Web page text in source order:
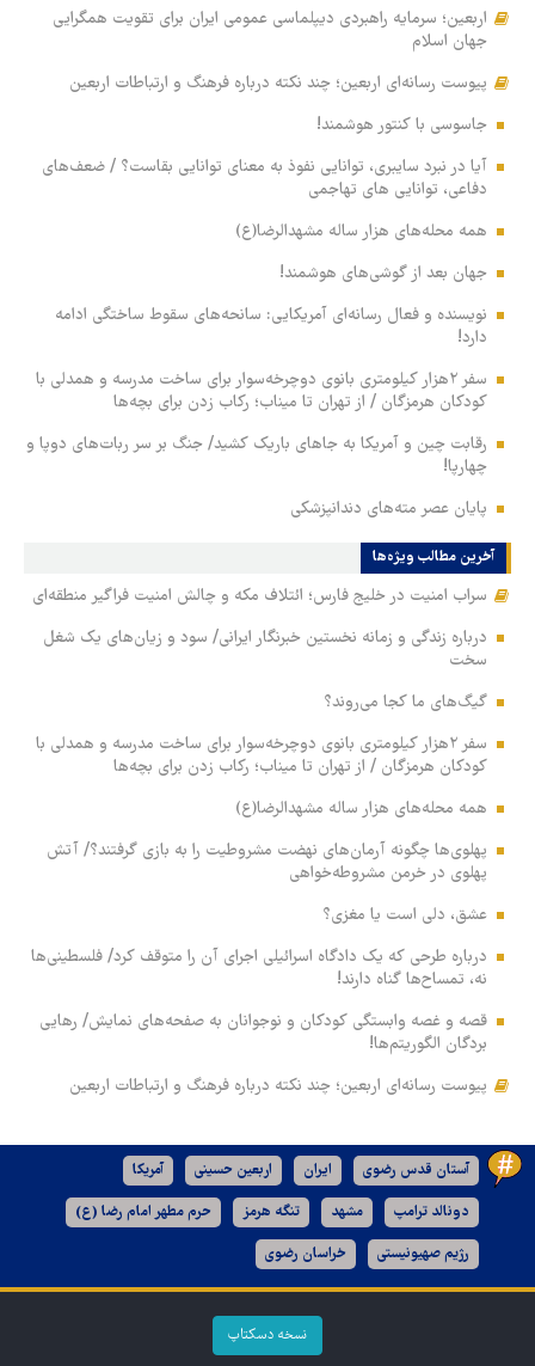
اربعین؛ سرمایه راهبردی دیپلماسی عمومی ایران برای تقویت همگرایی
جهان اسلام
پیوست رسانه‌ای اربعین؛ چند نکته درباره فرهنگ و ارتباطات اربعین
جاسوسی با کنتور هوشمند!
آیا در نبرد سایبری، توانایی نفوذ به معنای توانایی بقاست؟ / ضعف‌های
دفاعی، توانایی های تهاجمی
همه محله‌های هزار ساله مشهدالرضا(ع)
جهان بعد از گوشی‌های هوشمند!
نویسنده و فعال رسانه‌ای آمریکایی: سانحه‌های سقوط ساختگی ادامه
دارد!
سفر ۲هزار کیلومتری بانوی دوچرخه‌سوار برای ساخت مدرسه و همدلی با
کودکان هرمزگان / از تهران تا میناب؛ رکاب‌ زدن برای بچه‌ها
رقابت چین و آمریکا به جاهای باریک کشید/ جنگ بر سر ربات‌های دوپا و
چهارپا!
پایان عصر مته‌های دندانپزشکی
آخرین مطالب ویژه‌ها
سراب امنیت در خلیج فارس؛ ائتلاف مکه و چالش امنیت فراگیر منطقه‌ای
درباره زندگی و زمانه نخستین خبرنگار ایرانی/ سود و زیان‌های یک شغل
سخت
گیگ‌های ما کجا می‌روند؟
سفر ۲هزار کیلومتری بانوی دوچرخه‌سوار برای ساخت مدرسه و همدلی با
کودکان هرمزگان / از تهران تا میناب؛ رکاب‌ زدن برای بچه‌ها
همه محله‌های هزار ساله مشهدالرضا(ع)
پهلوی‌ها چگونه آرمان‌های نهضت مشروطیت را به بازی گرفتند؟/ آتش
پهلوی در خرمن مشروطه‌خواهی
عشق، دلی است یا مغزی؟
درباره طرحی که یک دادگاه اسرائیلی اجرای آن را متوقف کرد/ فلسطینی‌ها
نه، تمساح‌ها گناه دارند!
قصه و غصه وابستگی کودکان و نوجوانان به صفحه‌های نمایش/ رهایی
بردگان الگوریتم‌ها!
پیوست رسانه‌ای اربعین؛ چند نکته درباره فرهنگ و ارتباطات اربعین
آستان قدس رضوی ایران اربعین حسینی آمریکا
دونالد ترامپ مشهد تنگه هرمز حرم مطهر امام رضا (ع)
رژیم صهیونیستی خراسان رضوی
نسخه دسکتاپ